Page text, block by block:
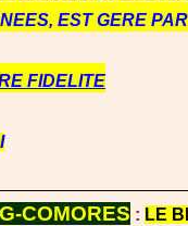
EST GERE PAR
FIDELITE
COMORES : LE